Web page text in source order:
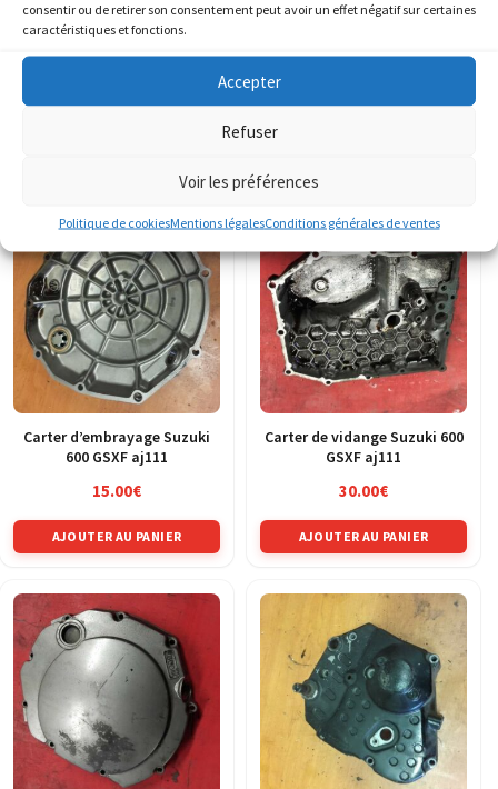
consentir ou de retirer son consentement peut avoir un effet négatif sur certaines
caractéristiques et fonctions.
Accepter
Refuser
Voir les préférences
Politique de cookiesMentions légalesConditions générales de ventes
8.00€ 8.00€
Carter d’embrayage Suzuki
600 GSXF aj111
15.00€
AJOUTER AU PANIER
Carter de vidange Suzuki 600
GSXF aj111
30.00€
AJOUTER AU PANIER